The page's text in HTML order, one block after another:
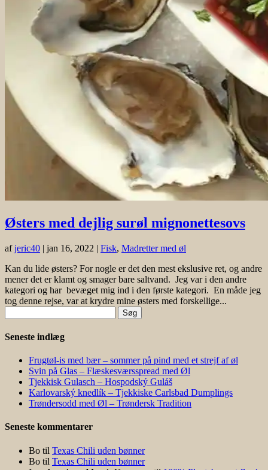
Østers med dejlig surøl mignonettesovs
afjeric40 | jan 16, 2022 | Fisk, Madretter med øl
Kan du lide østers? For nogle er det den mest ekslusive ret, og andre
mener det er klamt og smager bare saltvand. Jeg var i den andre
kategori og har bevæget mig ind i den første kategori. En måde jeg
tog denne rejse, var at krydre mine østers med forskellige...
efter:
Seneste indlæg
Frugtøl-is med bær – sommer på pind med et strejf af øl
Svin på Glas – Flæskesværsspread med Øl
Tjekkisk Gulasch – Hospodský Guláš
Karlovarský knedlík – Tjekkiske Carlsbad Dumplings
Trøndersodd med Øl – Trøndersk Tradition
Seneste kommentarer
Bo til Texas Chili uden bønner
Bo til Texas Chili uden bønner